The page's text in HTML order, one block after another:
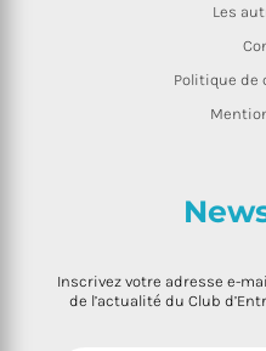
Les
Politique
Inscrivez votre adresse e-
de l’actualité du Club